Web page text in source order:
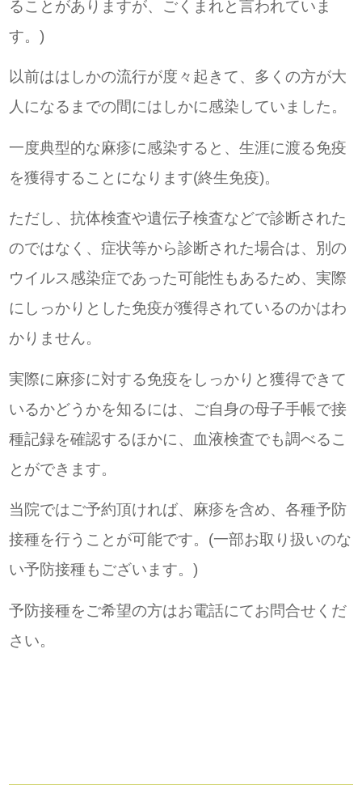
ることがありますが、ごくまれと言われていま
す。)
以前ははしかの流行が度々起きて、多くの方が大
人になるまでの間にはしかに感染していました。
一度典型的な麻疹に感染すると、生涯に渡る免疫
を獲得することになります(終生免疫)。
ただし、抗体検査や遺伝子検査などで診断された
のではなく、症状等から診断された場合は、別の
ウイルス感染症であった可能性もあるため、実際
にしっかりとした免疫が獲得されているのかはわ
かりません。
実際に麻疹に対する免疫をしっかりと獲得できて
いるかどうかを知るには、ご自身の母子手帳で接
種記録を確認するほかに、血液検査でも調べるこ
とができます。
当院ではご予約頂ければ、麻疹を含め、各種予防
接種を行うことが可能です。(一部お取り扱いのな
い予防接種もございます。)
予防接種をご希望の方はお電話にてお問合せくだ
さい。